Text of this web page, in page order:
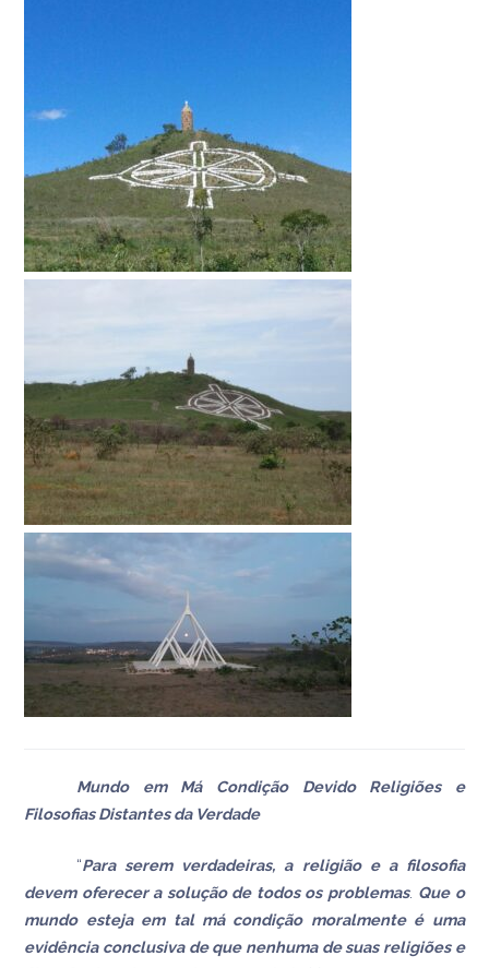
Mundo em Má Condição Devido Religiões e
Filosofias Distantes da Verdade
“Para serem verdadeiras, a religião e a filosofia
devem oferecer a solução de todos os problemas. Que o
mundo esteja em tal má condição moralmente é uma
evidência conclusiva de que nenhuma de suas religiões e